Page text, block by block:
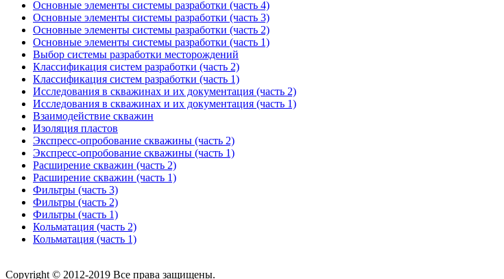
Основные элементы системы разработки (часть 4)
Основные элементы системы разработки (часть 3)
Основные элементы системы разработки (часть 2)
Основные элементы системы разработки (часть 1)
Выбор системы разработки месторождений
Классификация систем разработки (часть 2)
Классификация систем разработки (часть 1)
Исследования в скважинах и их документация (часть 2)
Исследования в скважинах и их документация (часть 1)
Взаимодействие скважин
Изоляция пластов
Экспресс-опробование скважины (часть 2)
Экспресс-опробование скважины (часть 1)
Расширение скважин (часть 2)
Расширение скважин (часть 1)
Фильтры (часть 3)
Фильтры (часть 2)
Фильтры (часть 1)
Кольматация (часть 2)
Кольматация (часть 1)
Copyright © 2012-2019 Все права защищены.